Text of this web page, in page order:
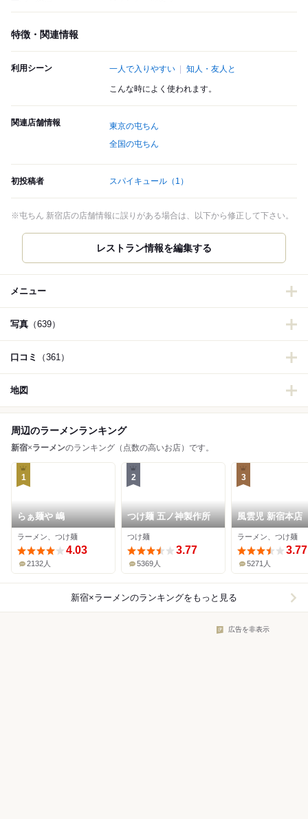
特徴・関連情報
利用シーン 一人で入りやすい 知人・友人と
こんな時によく使われます。
関連店舗情報
東京の屯ちん
全国の屯ちん
初投稿者 スパイキュール （1）
※屯ちん 新宿店の店舗情報に誤りがある場合は、以下から修正して下さい。
レストラン情報を編集する
メニュー
写真 （639）
口コミ （361）
地図
周辺のラーメンランキング
新宿×ラーメンのランキング（点数の高いお店）です。
1
らぁ麺や 嶋
ラーメン、つけ麺
4.03
2132人
2
つけ麺 五ノ神製作所
つけ麺
3.77
5369人
3
風雲児 新宿本店
ラーメン、つけ麺
3.77
5271人
新宿×ラーメンのランキングをもっと見る
広告を非表示